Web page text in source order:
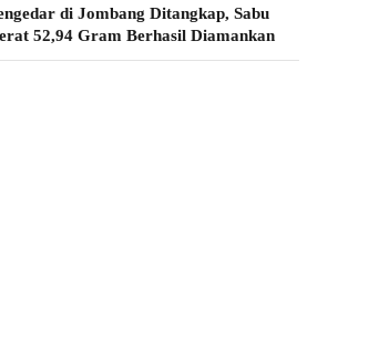
di Jombang Ditangkap, Sabu
52,94 Gram Berhasil Diamankan